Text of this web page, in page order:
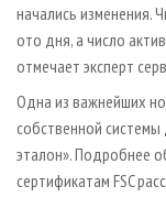
начались изменения.
ото дня, а число
отмечает эксперт
Одна из важнейших
собственной
эталон». Подробнее
сертификатам FSC